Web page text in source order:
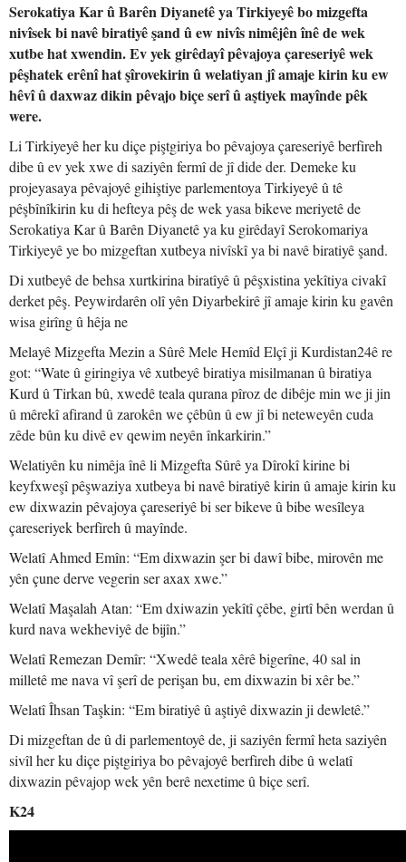
Serokatiya Kar û Barên Diyanetê ya Tirkiyeyê bo mizgefta
nivîsek bi navê biratiyê şand û ew nivîs nimêjên înê de wek
xutbe hat xwendin. Ev yek girêdayî pêvajoya çareseriyê wek
pêşhatek erênî hat şîrovekirin û welatiyan jî amaje kirin ku ew
hêvî û daxwaz dikin pêvajo biçe serî û aştiyek mayînde pêk
were.
Li Tirkiyeyê her ku diçe piştgiriya bo pêvajoya çareseriyê berfireh
dibe û ev yek xwe di saziyên fermî de jî dide der. Demeke ku
projeyasaya pêvajoyê gihiştiye parlementoya Tirkiyeyê û tê
pêşbînîkirin ku di hefteya pêş de wek yasa bikeve meriyetê de
Serokatiya Kar û Barên Diyanetê ya ku girêdayî Serokomariya
Tirkiyeyê ye bo mizgeftan xutbeya nivîskî ya bi navê biratiyê şand.
Di xutbeyê de behsa xurtkirina biratîyê û pêşxistina yekîtiya civakî
derket pêş. Peywirdarên olî yên Diyarbekirê jî amaje kirin ku gavên
wisa girîng û hêja ne
Melayê Mizgefta Mezin a Sûrê Mele Hemîd Elçî ji Kurdistan24ê re
got: “Wate û giringiya vê xutbeyê biratiya misilmanan û biratiya
Kurd û Tirkan bû, xwedê teala qurana pîroz de dibêje min we ji jin
û mêrekî afirand û zarokên we çêbûn û ew jî bi neteweyên cuda
zêde bûn ku divê ev qewim neyên înkarkirin.”
Welatiyên ku nimêja înê li Mizgefta Sûrê ya Dîrokî kirine bi
keyfxweşî pêşwaziya xutbeya bi navê biratiyê kirin û amaje kirin ku
ew dixwazin pêvajoya çareseriyê bi ser bikeve û bibe wesîleya
çareseriyek berfireh û mayînde.
Welatî Ahmed Emîn: “Em dixwazin şer bi dawî bibe, mirovên me
yên çune derve vegerin ser axax xwe.”
Welatî Maşalah Atan: “Em dxiwazin yekîtî çêbe, girtî bên werdan û
kurd nava wekheviyê de bijîn.”
Welatî Remezan Demîr: “Xwedê teala xêrê bigerîne, 40 sal in
milletê me nava vî şerî de perişan bu, em dixwazin bi xêr be.”
Welatî Îhsan Taşkin: “Em biratiyê û aştiyê dixwazin ji dewletê.”
Di mizgeftan de û di parlementoyê de, ji saziyên fermî heta saziyên
sivîl her ku diçe piştgiriya bo pêvajoyê berfireh dibe û welatî
dixwazin pêvajop wek yên berê nexetime û biçe serî.
K24